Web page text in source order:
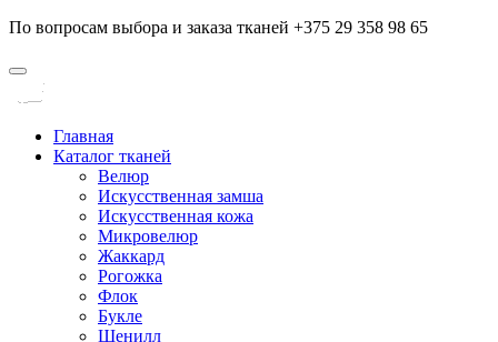
По вопросам выбора и заказа тканей +375 29 358 98 65
Главная
Каталог тканей
Велюр
Искусственная замша
Искусственная кожа
Микровелюр
Жаккард
Рогожка
Флок
Букле
Шенилл